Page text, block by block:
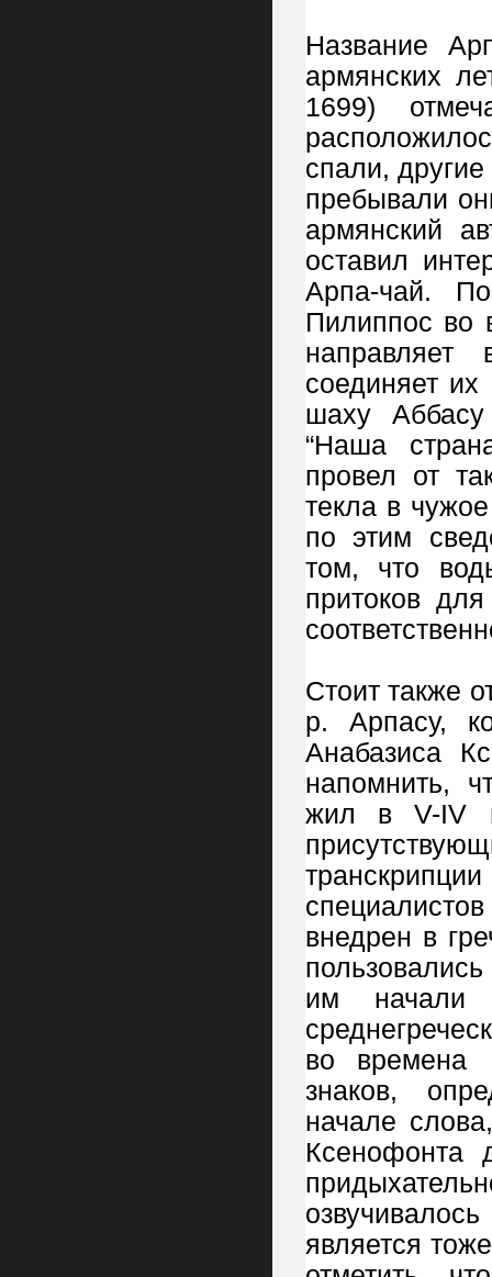
Название
армянских
1699)
спали,
пребывали
армянский
оставил
Арпа-чай.
Пилиппос во
соединяет
шаху
“Наша
провел от
текла в
по этим
том, что
притоков
Стоит также
р. Арпасу,
Анабазиса
напомнить,
жил в V-IV
внедрен в
им начали
во времена
знаков,
начале
Ксенофонта
является